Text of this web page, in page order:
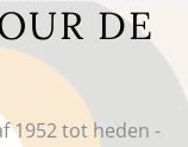
DE
1952 tot heden -